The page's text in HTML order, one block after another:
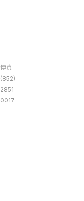
傳真
(852)
2851
0017